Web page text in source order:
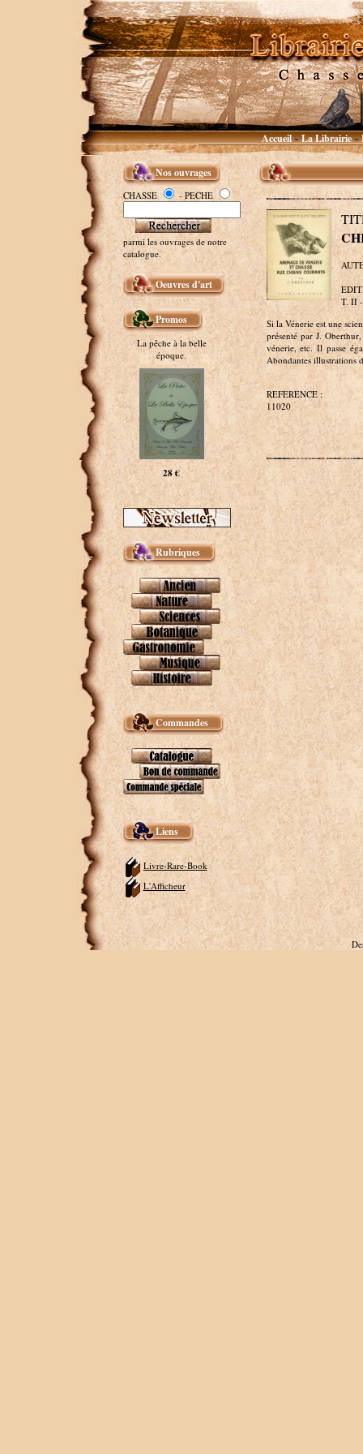
Accueil~La Librairie~
Nos ouvrages
CHASSE - PECHE
parmi les ouvrages de notre
catalogue.
Oeuvres d'art
Promos
La pêche à la belle
époque.
28 €
Rubriques
Commandes
Liens
Livre-Rare-Book
L'Afficheur
T. II
Si la Vénerie est une
présenté par J.
vénerie, etc. Il passe
Abondantes
REFERENCE :
11020